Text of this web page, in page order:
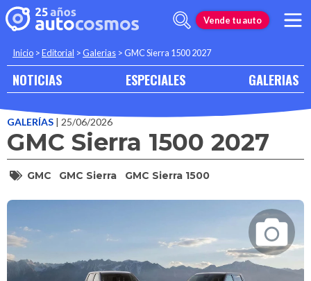
Vende tu auto
Inicio >Editorial >Galerias >GMC Sierra 1500 2027
NOTICIAS ESPECIALES GALERIAS
GALERÍAS | 25/06/2026
GMC Sierra 1500 2027
GMC GMC Sierra GMC Sierra 1500